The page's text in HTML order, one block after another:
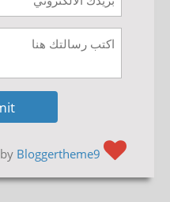
Bloggertheme9